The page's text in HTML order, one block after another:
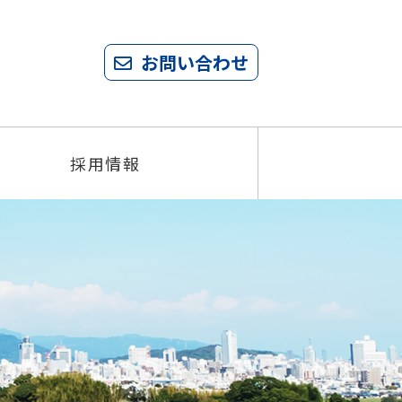
お問い合わせ
採用情報